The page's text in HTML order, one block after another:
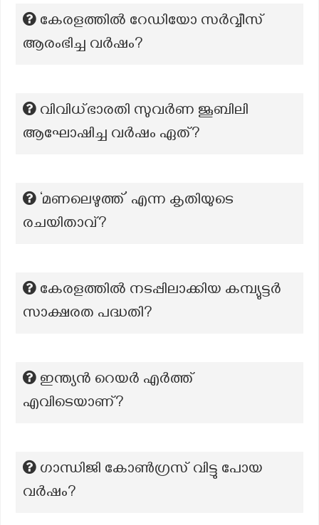
കേരളത്തില്‍ റേഡിയോ സര്‍വ്വീസ്
ആരംഭിച്ച വര്‍ഷം?
വിവിധ്ഭാരതി സുവർണ ജൂബിലി
ആഘോഷിച്ച വർഷം ഏത്?
‘മണലെഴുത്ത്’ എന്ന കൃതിയുടെ
രചയിതാവ്?
കേരളത്തില്‍‍‍‍‍ നടപ്പിലാക്കിയ കമ്പ്യുട്ടര്‍
സാക്ഷരത പദ്ധതി?
ഇന്ത്യൻ റെയർ എർത്ത്
എവിടെയാണ്?
ഗാന്ധിജി കോൺഗ്രസ് വിട്ടു പോയ
വർഷം?